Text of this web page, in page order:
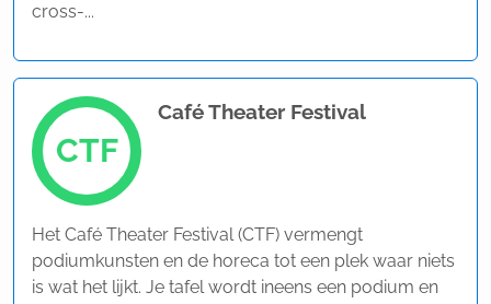
cross-...
CTF
Café Theater Festival
Het Café Theater Festival (CTF) vermengt
podiumkunsten en de horeca tot een plek waar niets
is wat het lijkt. Je tafel wordt ineens een podium en